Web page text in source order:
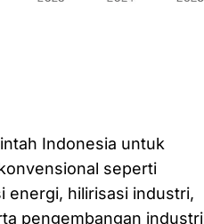
Indonesia untuk
seperti
energi, hilirisasi industri,
pengembangan industri